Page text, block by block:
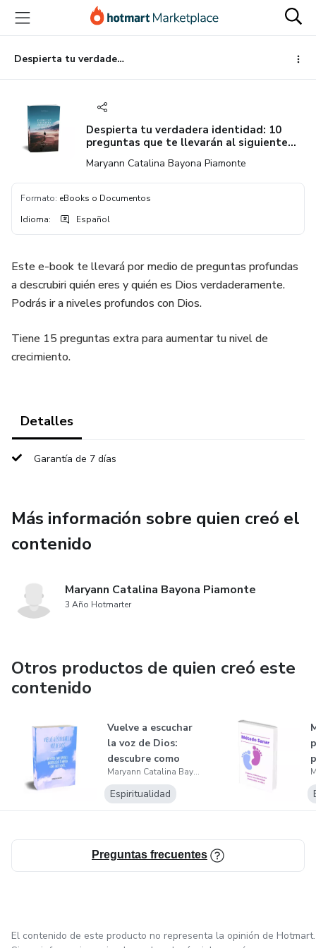
principal
página
de
página
Despierta tu verdadera identidad: 10 preguntas que te llevarán al siguiente nivel
Despierta tu verdadera identidad: 10
preguntas que te llevarán al siguiente
Maryann Catalina Bayona Piamonte
Formato: eBooks o Documentos
Idioma: Español
Este e-book te llevará por medio de preguntas profundas
a descrubiri quién eres y quién es Dios verdaderamente.
Podrás ir a niveles profundos con Dios.
Tiene 15 preguntas extra para aumentar tu nivel de
crecimiento.
Detalles
Garantía de 7 días
Más información sobre quien creó el
contenido
Maryann Catalina Bayona Piamonte
3 Año Hotmarter
Otros productos de quien creó este
contenido
Vuelve a escuchar
la voz de Dios:
descubre como
superar 3 ba...
Maryann Catalina Bayona Piamonte
Espiritualidad
Preguntas frecuentes
El contenido de este producto no representa la opinión de Hotmart.